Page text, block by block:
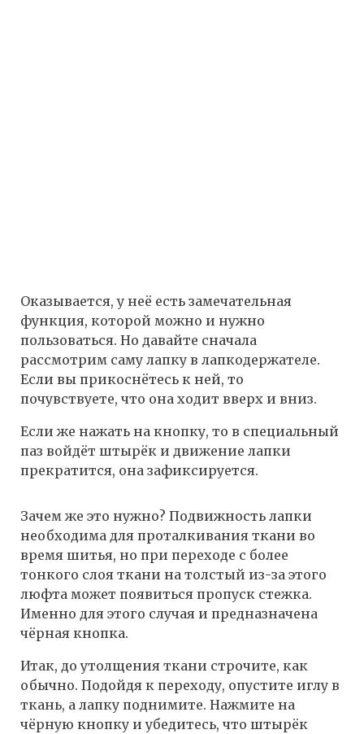
Оказывается, у неё есть замечательная
функция, которой можно и нужно
пользоваться. Но давайте сначала
рассмотрим саму лапку в лапкодержателе.
Если вы прикоснётесь к ней, то
почувствуете, что она ходит вверх и вниз.
Если же нажать на кнопку, то в специальный
паз войдёт штырёк и движение лапки
прекратится, она зафиксируется.
Зачем же это нужно? Подвижность лапки
необходима для проталкивания ткани во
время шитья, но при переходе с более
тонкого слоя ткани на толстый из-за этого
люфта может появиться пропуск стежка.
Именно для этого случая и предназначена
чёрная кнопка.
Итак, до утолщения ткани строчите, как
обычно. Подойдя к переходу, опустите иглу в
ткань, а лапку поднимите. Нажмите на
чёрную кнопку и убедитесь, что штырёк